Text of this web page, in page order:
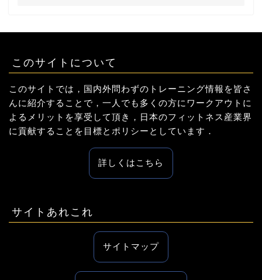
このサイトについて
このサイトでは，国内外問わずのトレーニング情報を皆さ
んに紹介することで，一人でも多くの方にワークアウトに
よるメリットを享受して頂き，日本のフィットネス産業界
に貢献することを目標とポリシーとしています．
詳しくはこちら
サイトあれこれ
サイトマップ